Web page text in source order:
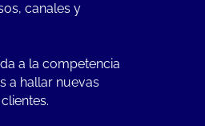
canales y
a la competencia
a hallar nuevas